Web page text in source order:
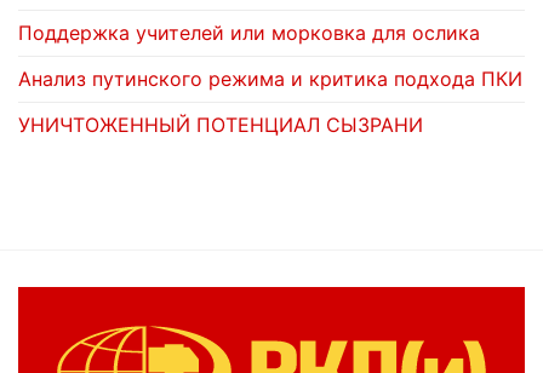
Поддержка учителей или морковка для ослика
Анализ путинского режима и критика подхода ПКИ
УНИЧТОЖЕННЫЙ ПОТЕНЦИАЛ СЫЗРАНИ